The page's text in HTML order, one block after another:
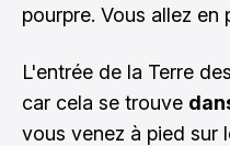
pourpre. Vous allez en
L'entrée de la Terre
car cela se trouve
vous venez à pied sur